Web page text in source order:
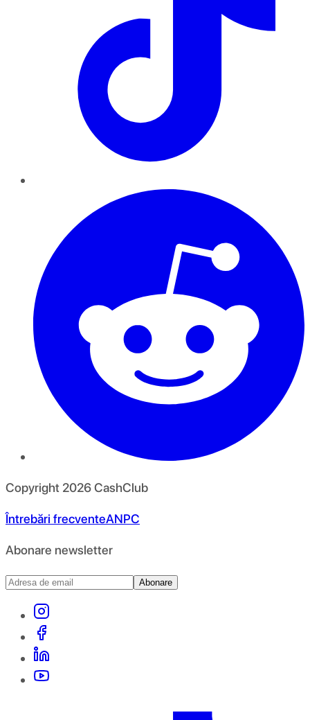
Copyright 2026CashClub
Întrebări frecventeANPC
Abonare newsletter
Abonare